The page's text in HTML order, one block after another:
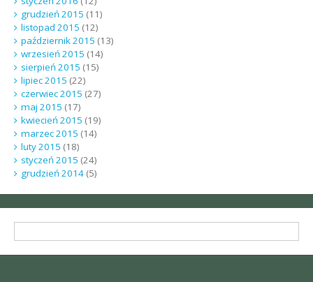
grudzień 2015 (11)
listopad 2015 (12)
październik 2015 (13)
wrzesień 2015 (14)
sierpień 2015 (15)
lipiec 2015 (22)
czerwiec 2015 (27)
maj 2015 (17)
kwiecień 2015 (19)
marzec 2015 (14)
luty 2015 (18)
styczeń 2015 (24)
grudzień 2014(5)